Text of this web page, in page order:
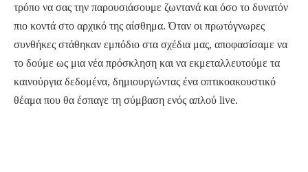
τρόπο να σας την παρουσιάσουμε ζωντανά και όσο το δυνατόν
πιο κοντά στο αρχικό της αίσθημα. Όταν οι πρωτόγνωρες
συνθήκες στάθηκαν εμπόδιο στα σχέδια μας, αποφασίσαμε να
το δούμε ως μια νέα πρόσκληση και να εκμεταλλευτούμε τα
καινούργια δεδομένα, δημιουργώντας ένα οπτικοακουστικό
θέαμα που θα έσπαγε τη σύμβαση ενός απλού live.